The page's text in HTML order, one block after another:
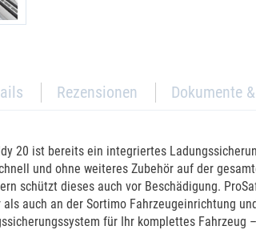
Rezensionen Dokumente
20 ist bereits ein integriertes
und ohne weiteres Zubehör auf der
schützt dieses auch vor Beschädigung.
auch an der Sortimo Fahrzeugeinrichtung
für Ihr komplettes Fahrzeug